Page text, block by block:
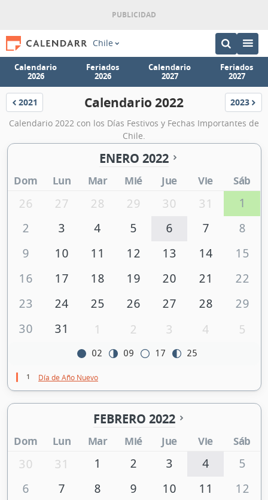
Chile
Calendario
2026
Feriados
2026
Calendario
2027
Feriados
2027
Calendario
2021 Calendario 2022
2023
Calendario 2022 con los Días Festivos y Fechas Importantes de
Chile.
ENERO 2022
Dom Lun Mar Mié Jue Vie Sáb
26 27 28 29 30 31
1
2
3 4 5 6 7
8
9
10 11 12 13 14
15
16
17 18 19 20 21
22
23
24 25 26 27 28
29
30
31 1 2 3 4 5
02 09 17 25
1 Día de Año Nuevo
FEBRERO 2022
Dom Lun Mar Mié Jue Vie Sáb
30 31 1 2 3 4
5
6
7 8 9 10 11
12